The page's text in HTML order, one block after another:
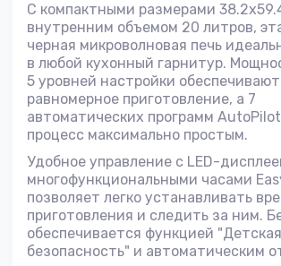
С компактными размерами
внутренним объемом 20 литров,
черная микроволновая печь
в любой кухонный гарнитур.
5 уровней настройки
равномерное приготовление, а 7
автоматических программ
процесс максимально простым.
Удобное управление с LED-
многофункциональными часами
позволяет легко устанавливать
приготовления и следить за ним.
обеспечивается функцией "Детская
безопасность" и автоматическим